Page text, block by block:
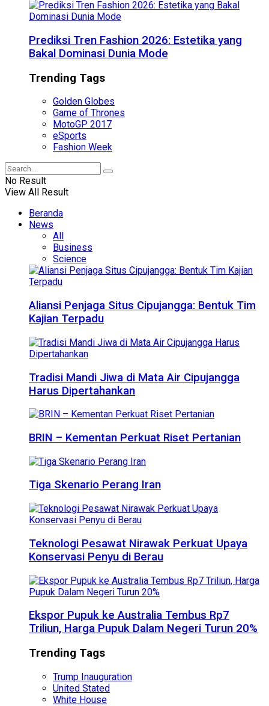
Prediksi Tren Fashion 2026: Estetika yang
Bakal Dominasi Dunia Mode
Trending Tags
Golden Globes
Game of Thrones
MotoGP 2017
eSports
Fashion Week
No Result
View All Result
Beranda
News
All
Business
Science
Aliansi Penjaga Situs Cipujangga: Bentuk Tim
Kajian Terpadu
Tradisi Mandi Jiwa di Mata Air Cipujangga
Harus Dipertahankan
BRIN – Kementan Perkuat Riset Pertanian
Tiga Skenario Perang Iran
Teknologi Pesawat Nirawak Perkuat Upaya
Konservasi Penyu di Berau
Ekspor Pupuk ke Australia Tembus Rp7
Triliun, Harga Pupuk Dalam Negeri Turun 20%
Trending Tags
Trump Inauguration
United Stated
White House